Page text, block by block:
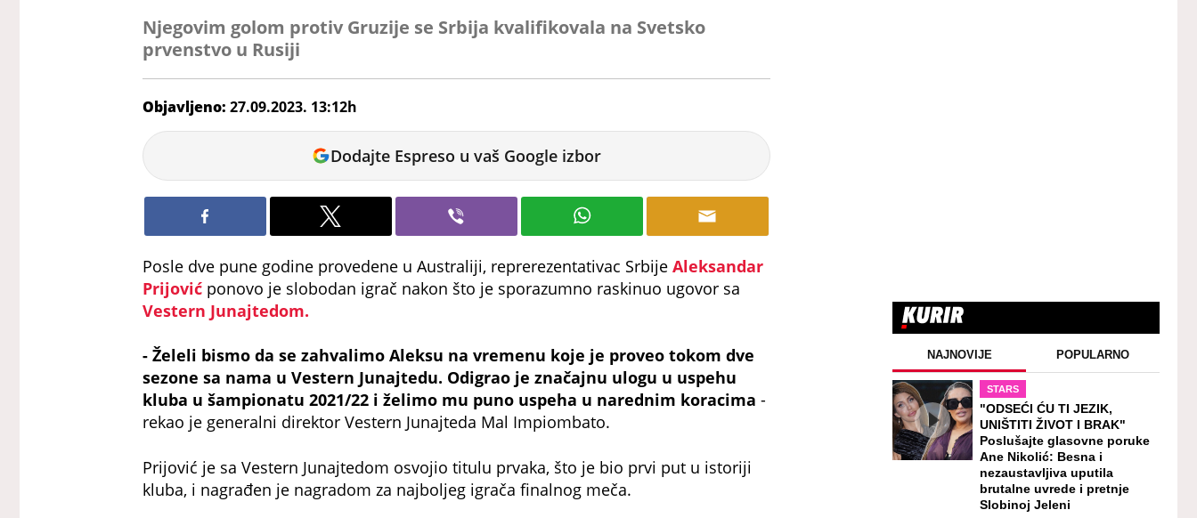
Njegovim golom protiv Gruzije se Srbija kvalifikovala na Svetsko
prvenstvo u Rusiji
Objavljeno: 27.09.2023. 13:12h
Vasilije
Kićanović
Dodajte Espreso u vaš Google izbor
Posle dve pune godine provedene u Australiji, reprerezentativac Srbije Aleksandar
Prijovićponovo je slobodan igrač nakon što je sporazumno raskinuo ugovor sa
Vestern Junajtedom.
- Želeli bismo da se zahvalimo Aleksu na vremenu koje je proveo tokom dve
sezone sa nama u Vestern Junajtedu. Odigrao je značajnu ulogu u uspehu
kluba u šampionatu 2021/22 i želimo mu puno uspeha u narednim koracima -
rekao je generalni direktor Vestern Junajteda Mal Impiombato.
Prijović je sa Vestern Junajtedom osvojio titulu prvaka, što je bio prvi put u istoriji
kluba, i nagrađen je nagradom za najboljeg igrača finalnog meča.
NAJNOVIJE POPULARNO
STARS
"ODSEĆI ĆU TI JEZIK,
UNIŠTITI ŽIVOT I BRAK"
Poslušajte glasovne poruke
Ane Nikolić: Besna i
nezaustavljiva uputila
brutalne uvrede i pretnje
Slobinoj Jeleni